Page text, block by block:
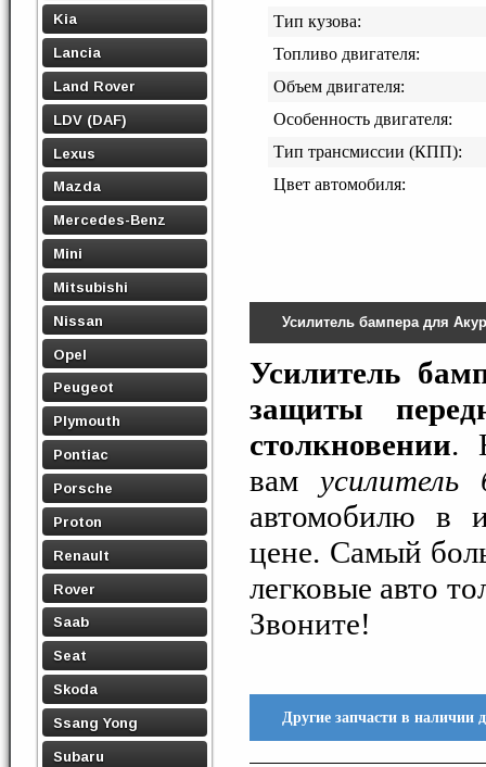
Kia
Lancia
Land Rover
LDV (DAF)
Lexus
Mazda
Mercedes-Benz
Mini
Mitsubishi
Nissan
Opel
Peugeot
Plymouth
Pontiac
Porsche
Proton
Renault
Rover
Saab
Seat
Skoda
Ssang Yong
Subaru
Тип кузова:
Топливо двигателя:
Объем двигателя:
Особенность двигателя:
Тип трансмиссии (КПП):
Цвет автомобиля:
Усилитель бампера для
Усилитель
защиты
столкновении.
вам усилитель
автомобилю в
цене. Самый
легковые авто
Звоните!
Другие запчасти в наличии